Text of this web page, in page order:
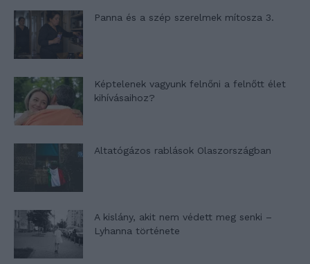
Panna és a szép szerelmek mítosza 3.
Képtelenek vagyunk felnőni a felnőtt élet
kihívásaihoz?
Altatógázos rablások Olaszországban
A kislány, akit nem védett meg senki –
Lyhanna története